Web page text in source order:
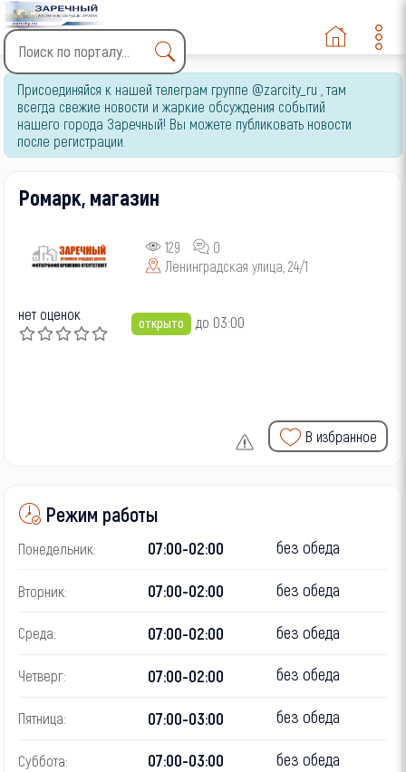
Type 2 or more characters
for results.
Присоединяйся к нашей телеграм группе @zarcity_ru , там
всегда свежие новости и жаркие обсуждения событий
нашего города Заречный! Вы можете публиковать новости
после регистрации.
Ромарк, магазин
129
0
Ленинградская улица, 24/1
нет оценок открыто до 03:00
В избранное
Режим работы
Понедельник: 07:00-02:00 без обеда
Вторник: 07:00-02:00 без обеда
Среда: 07:00-02:00 без обеда
Четверг: 07:00-02:00 без обеда
Пятница: 07:00-03:00 без обеда
Суббота: 07:00-03:00 без обеда